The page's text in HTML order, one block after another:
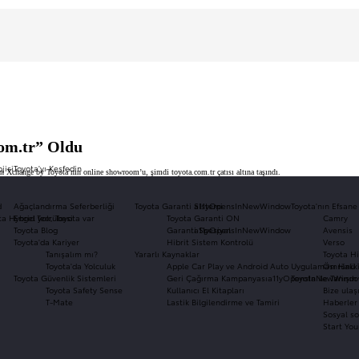
Toyota Garanti Sistemi
Toyota Garanti ON
Garanti Spesiyal
Hibrit Sistem Kontrolü
Yararlı Kaynaklar
Apple Car Play ve Android Auto Uygulaması
Geri Çağırma Kampanyası
Kullanıcı El Kitapları
Lastik Bilgilendirme ve Tamiri
Hybrid Tecrübesi
Toyota'yı Keşfedin
Ağaçlandırma Seferberliği
a11yOpensInNewWindow
Engel yok, Toyota var
Toyota Blog
a11yOpensInNewWindow
Toyota'da Kariyer
Tanışalım mı?
Toyota'da Yolculuk
Toyota Güvenlik Sistemleri
Toyota Safety Sense
T-Mate
Toyota'nın
Camry
Avensis
Verso
Toyota
Ömrünü
Toyota ile Tanışın
Bize
Sosyal
Start
Oldu
by Toyota’nın online showroom’u, şimdi toyota.com.tr çatısı altına taşındı.